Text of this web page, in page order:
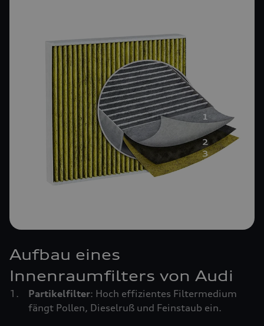
Aufbau eines
Innenraumfilters von Audi
Partikelfilter: Hoch effizientes Filtermedium
fängt Pollen, Dieselruß und Feinstaub ein.